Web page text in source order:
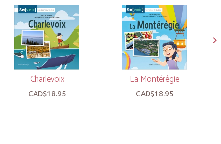
Charlevoix
CAD$18.95
La Montérégie
CAD$18.95